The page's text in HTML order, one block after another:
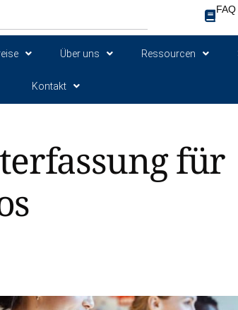
FAQ
Über uns Ressourcen
Kontakt
für